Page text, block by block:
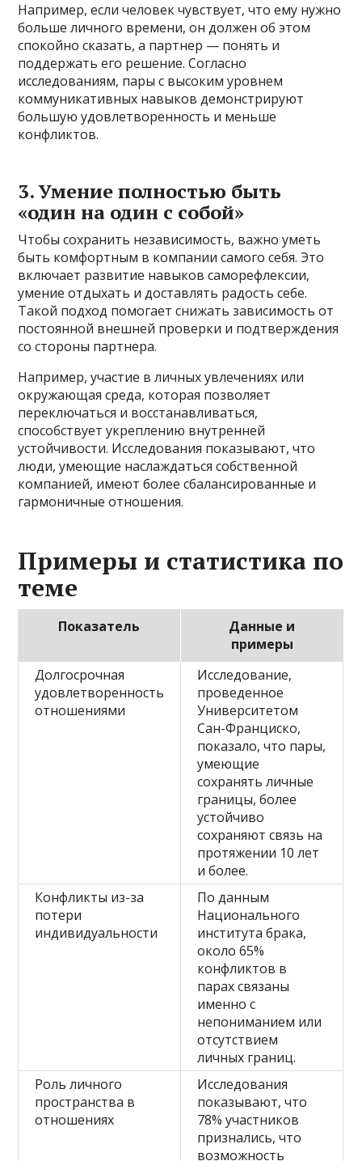
Например, если человек чувствует, что ему нужно
больше личного времени, он должен об этом
спокойно сказать, а партнер — понять и
поддержать его решение. Согласно
исследованиям, пары с высоким уровнем
коммуникативных навыков демонстрируют
большую удовлетворенность и меньше
конфликтов.
3. Умение полностью быть
«один на один с собой»
Чтобы сохранить независимость, важно уметь
быть комфортным в компании самого себя. Это
включает развитие навыков саморефлексии,
умение отдыхать и доставлять радость себе.
Такой подход помогает снижать зависимость от
постоянной внешней проверки и подтверждения
со стороны партнера.
Например, участие в личных увлечениях или
окружающая среда, которая позволяет
переключаться и восстанавливаться,
способствует укреплению внутренней
устойчивости. Исследования показывают, что
люди, умеющие наслаждаться собственной
компанией, имеют более сбалансированные и
гармоничные отношения.
Примеры и статистика по
теме
Показатель
Данные и
примеры
Долгосрочная
удовлетворенность
отношениями
Исследование,
проведенное
Университетом
Сан-Франциско,
показало, что пары,
умеющие
сохранять личные
границы, более
устойчиво
сохраняют связь на
протяжении 10 лет
и более.
Конфликты из-за
потери
индивидуальности
По данным
Национального
института брака,
около 65%
конфликтов в
парах связаны
именно с
непониманием или
отсутствием
личных границ.
Роль личного
пространства в
отношениях
Исследования
показывают, что
78% участников
признались, что
возможность